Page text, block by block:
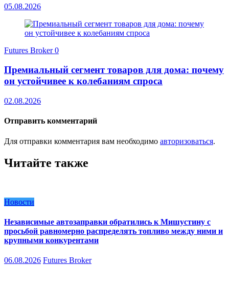
05.08.2026
Futures Broker0
Премиальный сегмент товаров для дома: почему
он устойчивее к колебаниям спроса
02.08.2026
Отправить комментарий
Для отправки комментария вам необходимо авторизоваться.
Читайте также
Новости
Независимые автозаправки обратились к Мишустину с
просьбой равномерно распределять топливо между ними и
крупными конкурентами
06.08.2026 Futures Broker